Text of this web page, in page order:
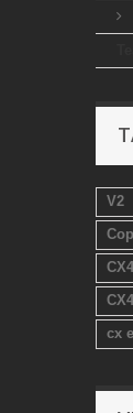
V2
cx